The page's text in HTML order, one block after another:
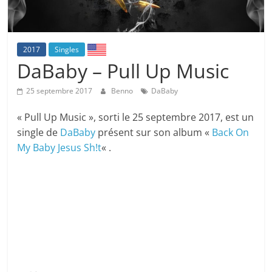
2017 Singles
DaBaby – Pull Up Music
25 septembre 2017 Benno DaBaby
« Pull Up Music », sorti le 25 septembre 2017, est un
single de DaBaby présent sur son album « Back On
My Baby Jesus Sh!t« .